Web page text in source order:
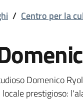
/ Centro per la
Domenico
prestigioso: